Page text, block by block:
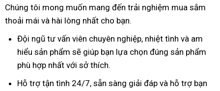
Chúng tôi mong muốn mang đến trải nghiệm mua sắm
thoải mái và hài lòng nhất cho bạn.
Đội ngũ tư vấn viên chuyên nghiệp, nhiệt tình và am
hiểu sản phẩm sẽ giúp bạn lựa chọn đúng sản phẩm
phù hợp nhất với sở thích.
Hỗ trợ tận tình 24/7, sẵn sàng giải đáp và hỗ trợ bạn